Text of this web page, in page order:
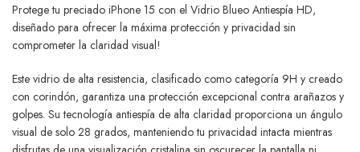
Protege tu preciado iPhone 15 con el Vidrio Blueo Antiespía HD,
diseñado para ofrecer la máxima protección y privacidad sin
comprometer la claridad visual!
Este vidrio de alta resistencia, clasificado como categoría 9H y creado
con corindón, garantiza una protección excepcional contra arañazos y
golpes. Su tecnología antiespía de alta claridad proporciona un ángulo
visual de solo 28 grados, manteniendo tu privacidad intacta mientras